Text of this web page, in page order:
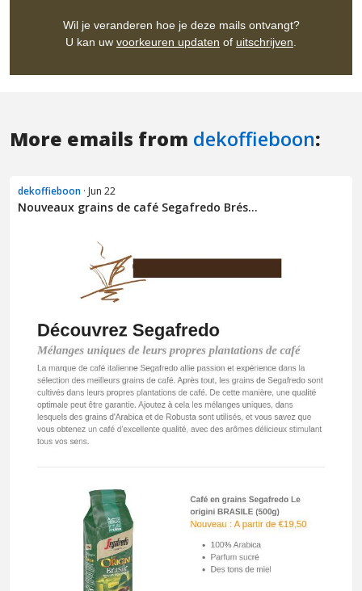
More emails from dekoffieboon:
dekoffieboon · Jun 22
Nouveaux grains de café Segafredo Brés...